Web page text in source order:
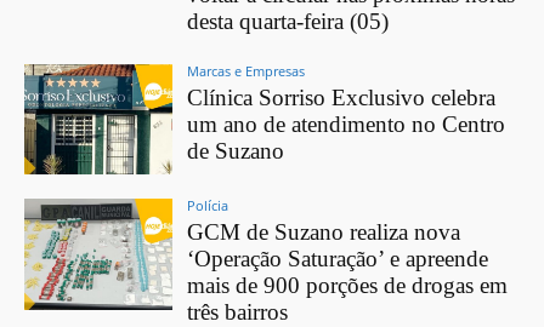
desta quarta-feira (05)
Marcas e Empresas
Clínica Sorriso Exclusivo celebra
um ano de atendimento no Centro
de Suzano
Polícia
GCM de Suzano realiza nova
‘Operação Saturação’ e apreende
mais de 900 porções de drogas em
três bairros